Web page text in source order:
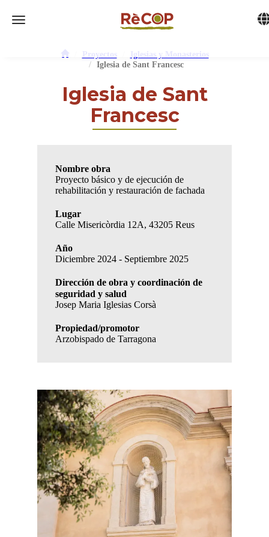
Toggle navigation
Proyectos
Iglesias y Monasterios
Iglesia de Sant Francesc
Iglesia de Sant
Francesc
Nombre obra
Proyecto básico y de ejecución de
rehabilitación y restauración de fachada
Lugar
Calle Misericòrdia 12A, 43205 Reus
Año
Diciembre 2024 - Septiembre 2025
Dirección de obra y coordinación de
seguridad y salud
Josep Maria Iglesias Corsà
Propiedad/promotor
Arzobispado de Tarragona